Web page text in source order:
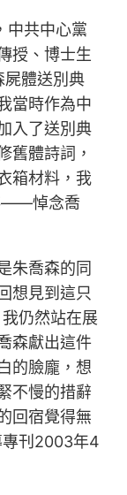
中共中心黨
授、博士生
屍體送別典
當時作為中
入了送別典
舊體詩詞，
箱材料，我
——悼念喬
朱喬森的同
想見到這只
仍然站在展
森獻出這件
的臉龐，想
不慢的措辭
回宿覺得無
專刊2003年4